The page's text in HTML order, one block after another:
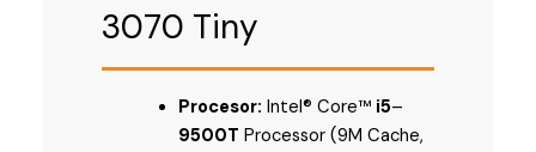
3070 Tiny
Procesor: Intel® Core™ i5–
9500T Processor (9M Cache,